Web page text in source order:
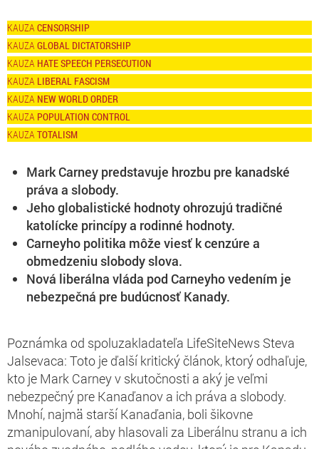
CENSORSHIP
GLOBAL DICTATORSHIP
HATE SPEECH PERSECUTION
LIBERAL FASCISM
NEW WORLD ORDER
POPULATION CONTROL
TOTALISM
Mark Carney predstavuje hrozbu pre kanadské
práva a slobody.
Jeho globalistické hodnoty ohrozujú tradičné
katolícke princípy a rodinné hodnoty.
Carneyho politika môže viesť k cenzúre a
obmedzeniu slobody slova.
Nová liberálna vláda pod Carneyho vedením je
nebezpečná pre budúcnosť Kanady.
Poznámka od spoluzakladateľa LifeSiteNews Steva
Jalsevaca: Toto je ďalší kritický článok, ktorý odhaľuje,
kto je Mark Carney v skutočnosti a aký je veľmi
nebezpečný pre Kanaďanov a ich práva a slobody.
Mnohí, najmä starší Kanaďania, boli šikovne
zmanipulovaní, aby hlasovali za Liberálnu stranu a ich